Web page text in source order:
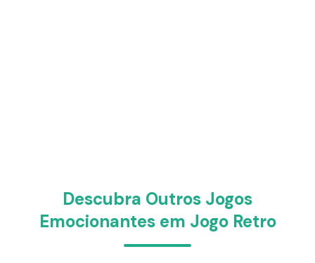
Descubra Outros Jogos
Emocionantes em Jogo Retro